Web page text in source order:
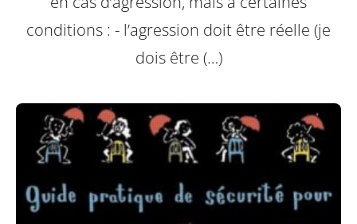
conditions : - l’agression doit être réelle (je
dois être (…)